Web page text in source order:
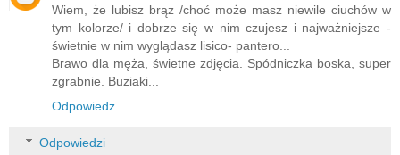
Wiem, że lubisz brąz /choć może masz niewile ciuchów w
tym kolorze/ i dobrze się w nim czujesz i najważniejsze -
świetnie w nim wyglądasz lisico- pantero...
Brawo dla męża, świetne zdjęcia. Spódniczka boska, super
zgrabnie. Buziaki...
Odpowiedz
Odpowiedzi